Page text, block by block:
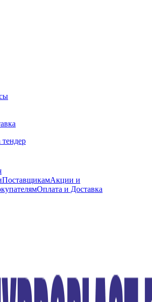
тендер
ПоставщикамАкции и
Оплата и Доставка